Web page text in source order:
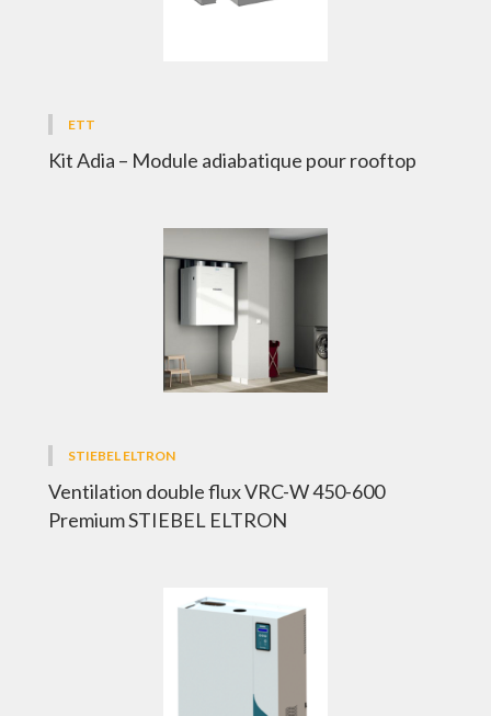
ETT
Kit Adia – Module adiabatique pour rooftop
STIEBEL ELTRON
Ventilation double flux VRC-W 450-600
Premium STIEBEL ELTRON